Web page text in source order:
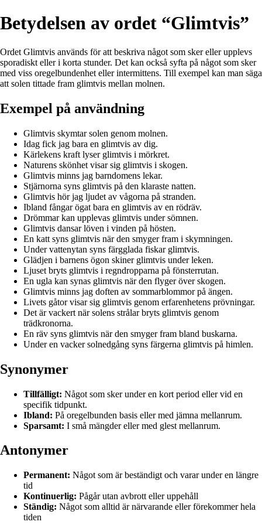
Betydelsen av ordet “Glimtvis”
Ordet Glimtvis används för att beskriva något som sker eller upplevs
sporadiskt eller i korta stunder. Det kan också syfta på något som sker
med viss oregelbundenhet eller intermittens. Till exempel kan man säga
att solen tittade fram glimtvis mellan molnen.
Exempel på användning
Glimtvis skymtar solen genom molnen.
Idag fick jag bara en glimtvis av dig.
Kärlekens kraft lyser glimtvis i mörkret.
Naturens skönhet visar sig glimtvis i skogen.
Glimtvis minns jag barndomens lekar.
Stjärnorna syns glimtvis på den klaraste natten.
Glimtvis hör jag ljudet av vågorna på stranden.
Ibland fångar ögat bara en glimtvis av en rödräv.
Drömmar kan upplevas glimtvis under sömnen.
Glimtvis dansar löven i vinden på hösten.
En katt syns glimtvis när den smyger fram i skymningen.
Under vattenytan syns färgglada fiskar glimtvis.
Glädjen i barnens ögon skiner glimtvis under leken.
Ljuset bryts glimtvis i regndropparna på fönsterrutan.
En ugla kan synas glimtvis när den flyger över skogen.
Glimtvis minns jag doften av sommarblommor på ängen.
Livets gåtor visar sig glimtvis genom erfarenhetens prövningar.
Det är vackert när solens strålar bryts glimtvis genom
trädkronorna.
En räv syns glimtvis när den smyger fram bland buskarna.
Under en vacker solnedgång syns färgerna glimtvis på himlen.
Synonymer
Tillfälligt: Något som sker under en kort period eller vid en
specifik tidpunkt.
Ibland: På oregelbunden basis eller med jämna mellanrum.
Sparsamt: I små mängder eller med glest mellanrum.
Antonymer
Permanent: Något som är beständigt och varar under en längre
tid
Kontinuerlig: Pågår utan avbrott eller uppehåll
Ständig: Något som alltid är närvarande eller förekommer hela
tiden